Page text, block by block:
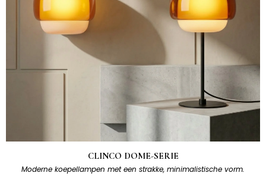
CLINCO DOME-SERIE
Moderne koepellampen met een strakke, minimalistische vorm.